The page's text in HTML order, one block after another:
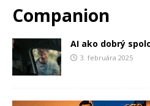
Companion
AI ako dobrý
3. februára 2025